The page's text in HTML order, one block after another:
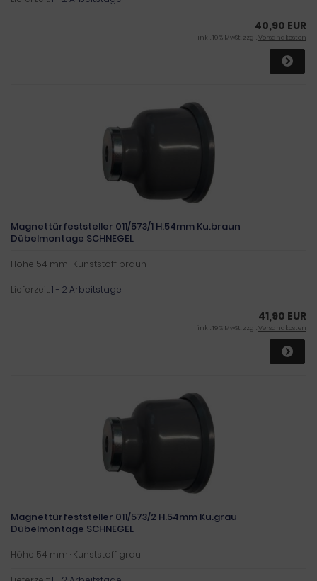
40,90 EUR
inkl. 19 % MwSt. zzgl.Versandkosten
Magnettürfeststeller 011/573/1 H.54mm Ku.braun
Dübelmontage SCHNEGEL
Höhe 54 mm · Kunststoff braun
Lieferzeit:1 - 2 Arbeitstage
41,90 EUR
inkl. 19 % MwSt. zzgl.Versandkosten
Magnettürfeststeller 011/573/2 H.54mm Ku.grau
Dübelmontage SCHNEGEL
Höhe 54 mm · Kunststoff grau